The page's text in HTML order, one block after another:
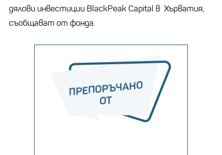
дялови инвестиции BlackPeak Capital в Хърватия,
съобщават от фонда.